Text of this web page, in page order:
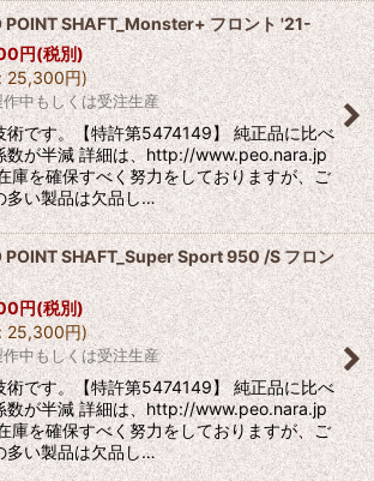
POINT SHAFT_Monster+ フロント '21-
円(税別)
: 25,300円)
中もしくは受注生産
術です。【特許第5474149】 純正品に比べ
数が半減 詳細は、http://www.peo.nara.jp
庫を確保すべく努力をしておりますが、ご
多い製品は欠品し…
POINT SHAFT_Super Sport 950 /S フロン
円(税別)
: 25,300円)
中もしくは受注生産
術です。【特許第5474149】 純正品に比べ
数が半減 詳細は、http://www.peo.nara.jp
庫を確保すべく努力をしておりますが、ご
多い製品は欠品し…